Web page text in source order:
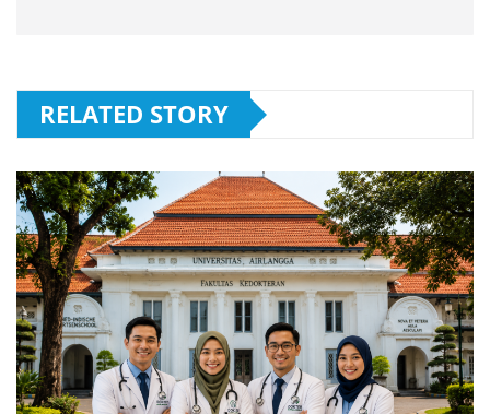
RELATED STORY